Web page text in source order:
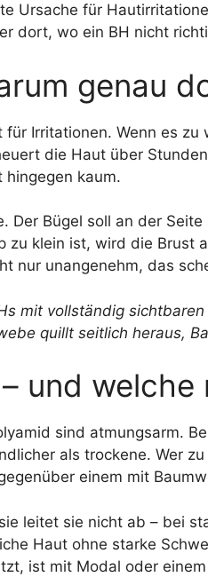
Ursache für
dort, wo ein BH nicht
genau
Irritationen. Wenn es
die Haut über
hingegen kaum.
Der Bügel soll an der
zu klein ist, wird die Brust
nur unangenehm, das
und welche
sind atmungsarm.
als trockene. Wer
einem mit
leitet sie nicht ab – bei
Haut ohne starke
ist mit Modal oder